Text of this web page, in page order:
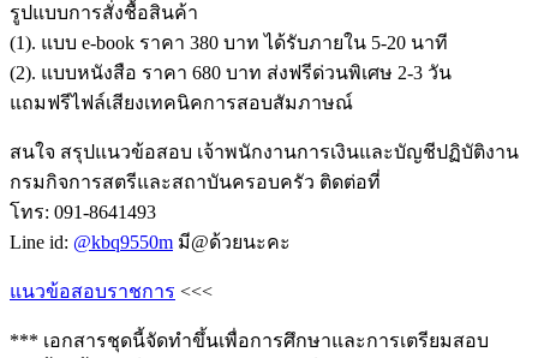
รูปแบบการสั่งชื้อสินค้า
(1). แบบ e-book ราคา 380 บาท ได้รับภายใน 5-20 นาที
(2). แบบหนังสือ ราคา 680 บาท ส่งฟรีด่วนพิเศษ 2-3 วัน
แถมฟรีไฟล์เสียงเทคนิคการสอบสัมภาษณ์
สนใจ สรุปแนวข้อสอบ เจ้าพนักงานการเงินและบัญชีปฏิบัติงาน
กรมกิจการสตรีและสถาบันครอบครัว ติดต่อที่
โทร: 091-8641493
Line id: @kbq9550m มี@ด้วยนะคะ
แนวข้อสอบราชการ <<<
*** เอกสารชุดนี้จัดทำขึ้นเพื่อการศึกษาและการเตรียมสอบ